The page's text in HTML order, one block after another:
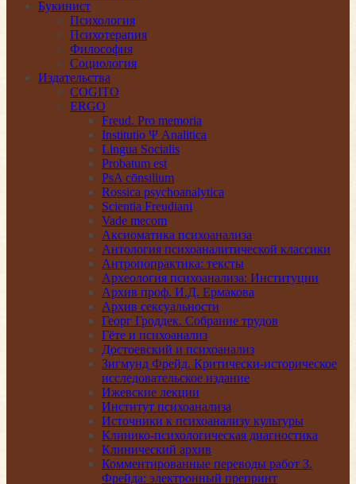
Букинист
Психология
Психотерапия
Философия
Социология
Издательства
COGITO
ERGO
Freud. Pro memoria
Institutio Ψ Analitica
Lingua Socialis
Probatum est
PsA cōnsilium
Rossica psychoanalytica
Scientia Freudiani
Vade mecom
Аксиоматика психоанализа
Антология психоаналитической классики
Антропопрактика: тексты
Археология психоанализа: Институции
Архив проф. И.Д. Ермакова
Архив сексуальности
Георг Гроддек. Собрание трудов
Гёте и психоанализ
Достоевский и психоанализ
Зигмунд Фрейд. Критически-историческое
исследовательское издание
Ижевские лекции
Институт психоанализа
Источники к психоанализу культуры
Клинико-психологическая диагностика
Клинический архив
Комментированные переводы работ З.
Фрейда: электронный препринт